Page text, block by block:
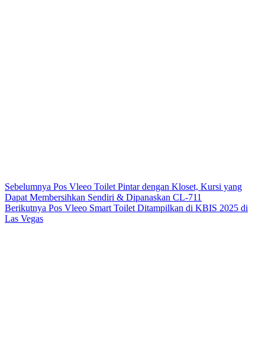
Sebelumnya Pos Vleeo Toilet Pintar dengan Kloset, Kursi yang
Dapat Membersihkan Sendiri & Dipanaskan CL-711
Berikutnya Pos Vleeo Smart Toilet Ditampilkan di KBIS 2025 di
Las Vegas